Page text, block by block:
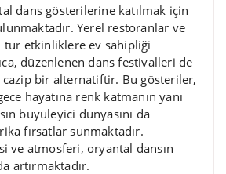
dans gösterilerine katılmak için
Yerel restoranlar ve
tür etkinliklere ev sahipliği
düzenlenen dans festivalleri de
cazip bir alternatiftir. Bu gösteriler,
hayatına renk katmanın yanı
büyüleyici dünyasını da
fırsatlar sunmaktadır.
ve atmosferi, oryantal dansın
artırmaktadır.